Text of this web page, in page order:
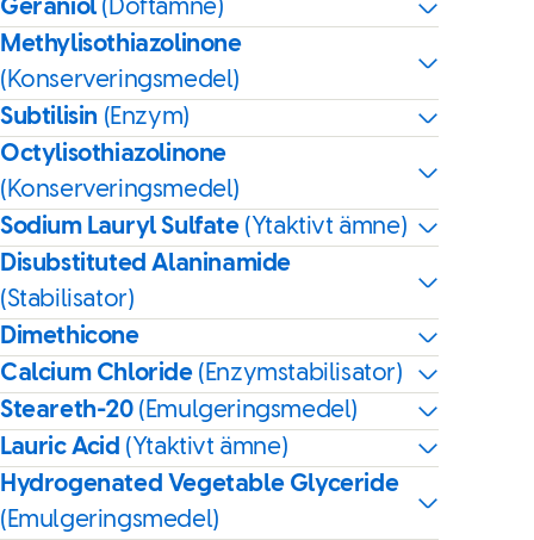
Geraniol(Doftämne)
Methylisothiazolinone
(Konserveringsmedel)
Subtilisin (Enzym)
Octylisothiazolinone
(Konserveringsmedel)
Sodium Lauryl Sulfate (Ytaktivt ämne)
Disubstituted Alaninamide
(Stabilisator)
Dimethicone
Calcium Chloride (Enzymstabilisator)
Steareth-20 (Emulgeringsmedel)
Lauric Acid (Ytaktivt ämne)
Hydrogenated Vegetable Glyceride
(Emulgeringsmedel)